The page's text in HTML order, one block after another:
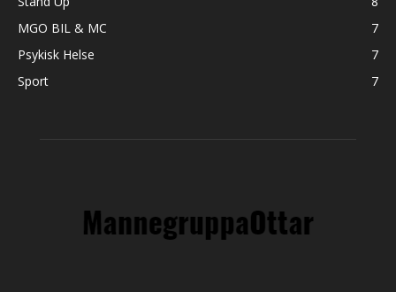
MGO BIL & MC
7
Psykisk Helse
7
Sport
7